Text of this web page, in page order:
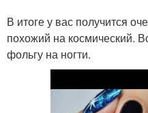
В итоге у вас получится
похожий на космический.
фольгу на ногти.